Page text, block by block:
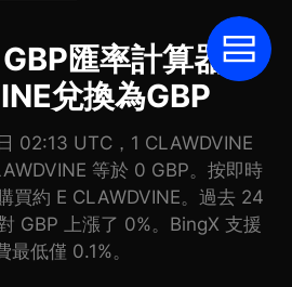
匯率計算器:
兌換為GBP
02:13 UTC，1 CLAWDVINE
等於 0 GBP。按即時
買約 E CLAWDVINE。過去 24
GBP 上漲了 0%。BingX 支援
低僅 0.1%。